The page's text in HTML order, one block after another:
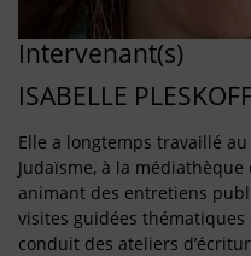
Intervenant(s)
ISABELLE
Elle a longtemps travaillé
Judaïsme, à la
animant des entretiens
visites guidées thématiques
conduit des ateliers